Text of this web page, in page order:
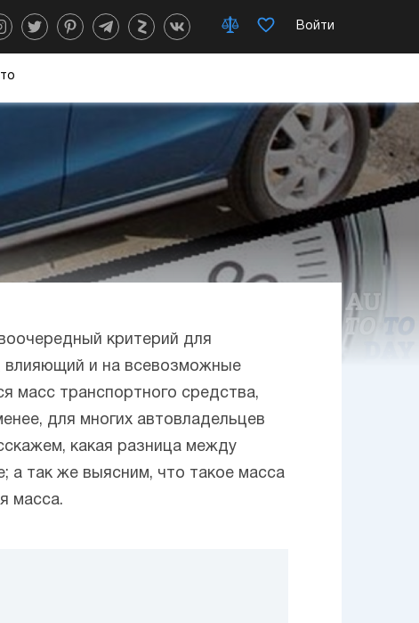
Войти
критерий для
влияющий и на всевозможные
масс транспортного средства,
для многих автовладельцев
какая разница между
а так же выясним, что такое масса
масса.